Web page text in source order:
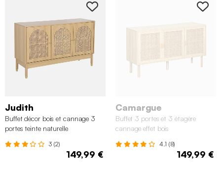
Judith
Buffet décor bois et cannage 3
portes teinte naturelle
3 (2)
149,99 €
Camargue
Buffet 3 portes et 3 étagère
cannage effet bois
4.1 (8)
149,99 €